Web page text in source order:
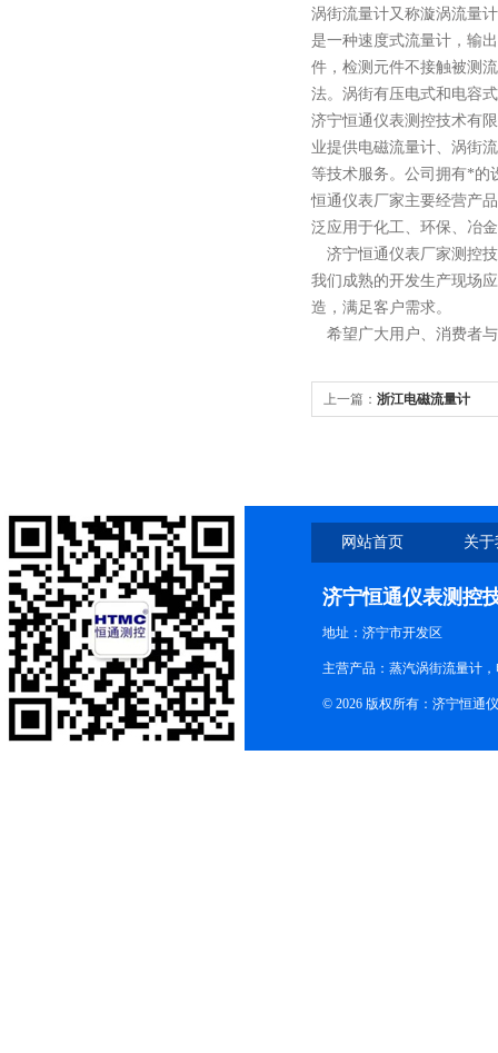
涡街流量计又称漩涡流量
是一种速度式流量计，输
件，检测元件不接触被测
法。涡街有压电式和电容
济宁恒通仪表测控技术有
业提供电磁流量计、涡街
等技术服务。公司拥有*的
恒通仪表厂家主要经营产
泛应用于化工、环保、冶
济宁恒通仪表厂家测控
我们成熟的开发生产现场
造，满足客户需求。
希望广大用户、消费者
上一篇： 浙江电磁流量计
网站首页 关
济宁恒通仪表测控
地址：济宁市开发区
主营产品：蒸汽涡街流量计
© 2026 版权所有：济宁恒通